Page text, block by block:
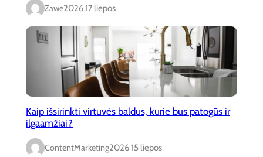
Zawe2026 17 liepos
Kaip išsirinkti virtuvės baldus, kurie bus patogūs ir
ilgaamžiai?
ContentMarketing2026 15 liepos